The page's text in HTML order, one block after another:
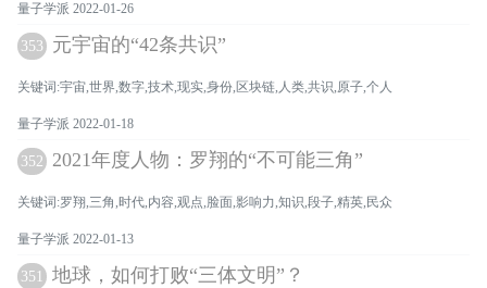
量子学派 2022-01-26
353 元宇宙的“42条共识”
关键词:宇宙,世界,数字,技术,现实,身份,区块链,人类,共识,原子,个人
量子学派 2022-01-18
352 2021年度人物：罗翔的“不可能三角”
关键词:罗翔,三角,时代,内容,观点,脸面,影响力,知识,段子,精英,民众
量子学派 2022-01-13
351 地球，如何打败“三体文明”？